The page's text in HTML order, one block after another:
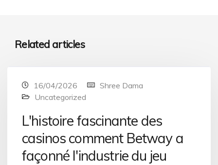
Related articles
16/04/2026
Shree Dama
Uncategorized
L'histoire fascinante des
casinos comment Betway a
façonné l'industrie du jeu